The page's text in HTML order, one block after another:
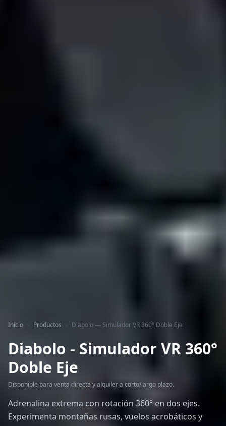
Inicio › Productos › Diabolo — Simulador VR 360° Doble Eje
Diabolo - Simulador VR 360°
Doble Eje
Disponible para venta directa y alquiler a corto/largo plazo.
Adrenalina extrema con rotación 360° en dos ejes.
Experimenta montañas rusas, vuelos acrobáticos y